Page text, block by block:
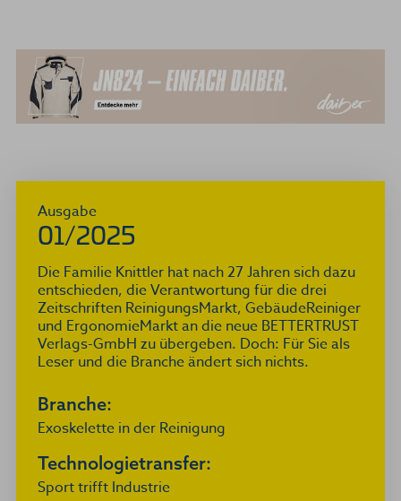
Ausgabe
01/2025
Die Familie Knittler hat nach 27 Jahren sich dazu
entschieden, die Verantwortung für die drei
Zeitschriften ReinigungsMarkt, GebäudeReiniger
und ErgonomieMarkt an die neue BETTERTRUST
Verlags-GmbH zu übergeben. Doch: Für Sie als
Leser und die Branche ändert sich nichts.
Branche:
Exoskelette in der Reinigung
Technologietransfer:
Sport trifft Industrie